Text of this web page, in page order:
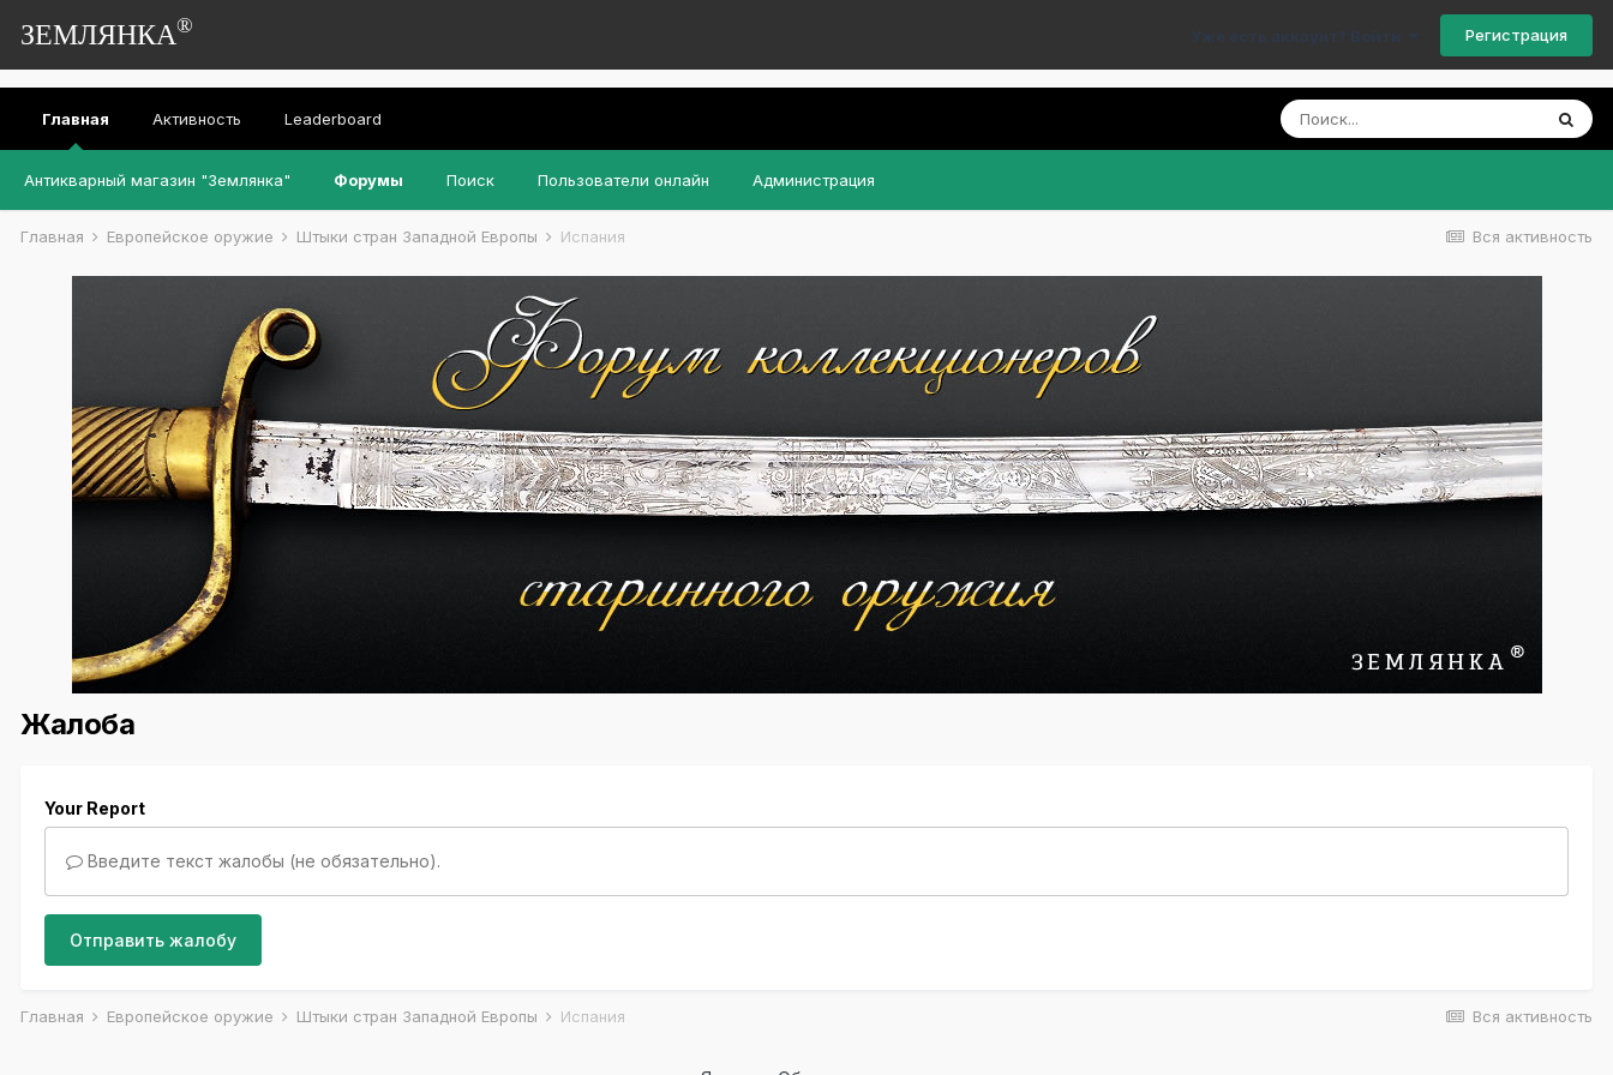
ЗЕМЛЯНКА® Уже есть аккаунт? Войти Регистрация
Главная
Антикварный магазин "Землянка" Форумы Поиск Пользователи онлайн Администрация
Активность Leaderboard
Вся активность
Главная Европейское оружие Штыки стран Западной Европы Испания
Жалоба
Your Report
Введите текст жалобы (не обязательно).
Отправить жалобу
Вся активность
Главная Европейское оружие Штыки стран Западной Европы Испания